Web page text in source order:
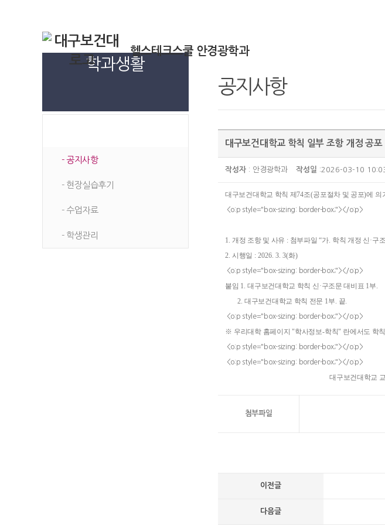
헬스테크스쿨 안경광학과
학과생활
- 공지사항
- 현장실습후기
- 수업자료
- 학생관리
공지사항
대구보건대학교 학칙 일부 조항 개정 공포
작성자 : 안경광학과 작성일 :2026-03-10
대구보건대학교 학칙 제74조(공포절차 및 공포)에 의
<o:p style="box-sizing: border-box;"></o:p>
1. 개정 조항 및 사유 : 첨부파일“가. 학칙 개정 신 ·구
2. 시행일 : 2026. 3. 3(화)
<o:p style="box-sizing: border-box;"></o:p>
붙임 1.대구보건대학교 학칙 신 ·구조문 대비표 1부.
2. 대구보건대학교 학칙 전문 1부. 끝.
<o:p style="box-sizing: border-box;"></o:p>
※ 우리대학 홈페이지 "학사정보-학칙" 란에서도 학
<o:p style="box-sizing: border-box;"></o:p>
<o:p style="box-sizing: border-box;"></o:p>
대구보건대학교 교무
첨부파일
이전글
다음글